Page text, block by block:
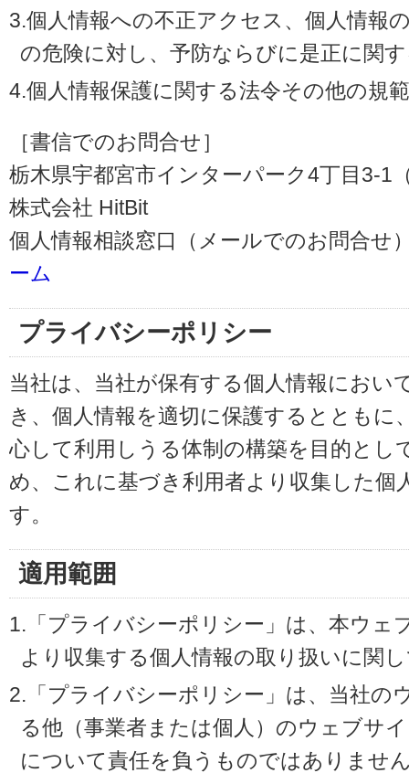
3.個人情報への不正アクセス、個人情報
の危険に対し、予防ならびに是正に関
4.個人情報保護に関する法令その他の規
［書信でのお問合せ］
栃木県宇都宮市インターパーク4丁目3-1
株式会社 HitBit
個人情報相談窓口（メールでのお問合せ
ーム
プライバシーポリシー
当社は、当社が保有する個人情報におい
き、個人情報を適切に保護するとともに
心して利用しうる体制の構築を目的とし
め、これに基づき利用者より収集した個
す。
適用範囲
1.「プライバシーポリシー」は、本ウェ
より収集する個人情報の取り扱いに関
2.「プライバシーポリシー」は、当社の
る他（事業者または個人）のウェブサ
について責任を負うものではありませ